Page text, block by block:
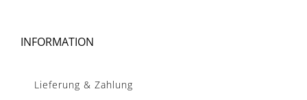
INFORMATION
Lieferung & Zahlung